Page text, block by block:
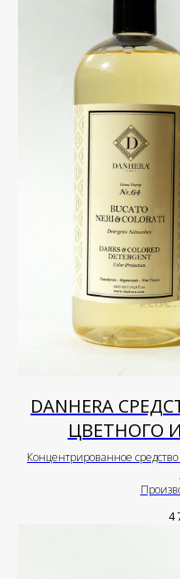
DANHERA
ЦВЕТНОГО
Концентрированное
4